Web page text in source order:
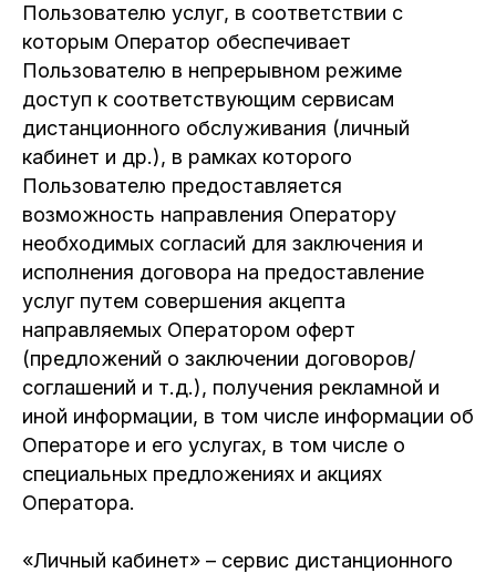
Пользователю услуг, в соответствии с
которым Оператор обеспечивает
Пользователю в непрерывном режиме
доступ к соответствующим сервисам
дистанционного обслуживания (личный
кабинет и др.), в рамках которого
Пользователю предоставляется
возможность направления Оператору
необходимых согласий для заключения и
исполнения договора на предоставление
услуг путем совершения акцепта
направляемых Оператором оферт
(предложений о заключении договоров/
соглашений и т.д.), получения рекламной и
иной информации, в том числе информации об
Операторе и его услугах, в том числе о
специальных предложениях и акциях
Оператора.
«Личный кабинет» – сервис дистанционного